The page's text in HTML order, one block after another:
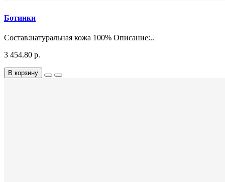
Ботинки
Состав:натуральная кожа 100% Описание:..
3 454.80 р.
В корзину